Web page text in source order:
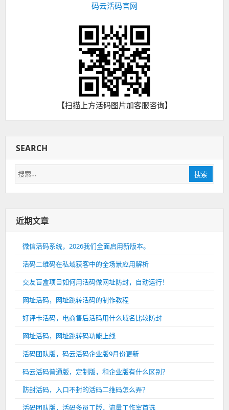
码云活码官网
【扫描上方活码图片加客服咨询】
SEARCH
搜
索：
搜索
近期文章
微信活码系统，2026我们全面启用新版本。
活码二维码在私域获客中的全场景应用解析
交友盲盒项目如何用活码做网址防封，自动运行！
网址活码，网址跳转活码的制作教程
好评卡活码，电商售后活码用什么域名比较防封
网址活码，网址跳转码功能上线
活码团队版，码云活码企业版9月份更新
码云活码普通版，定制版，和企业版有什么区别？
防封活码，入口不封的活码二维码怎么弄？
活码团队版，活码多员工版，流量工作室首选